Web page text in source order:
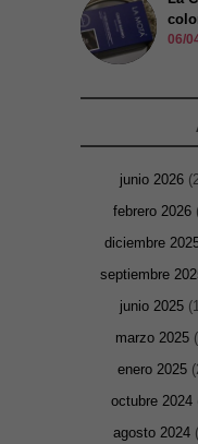
06/
junio 2026
febrero 2026
diciembre
septiembre
junio 2025
marzo 2025
enero 2025
octubre 2024
agosto 2024